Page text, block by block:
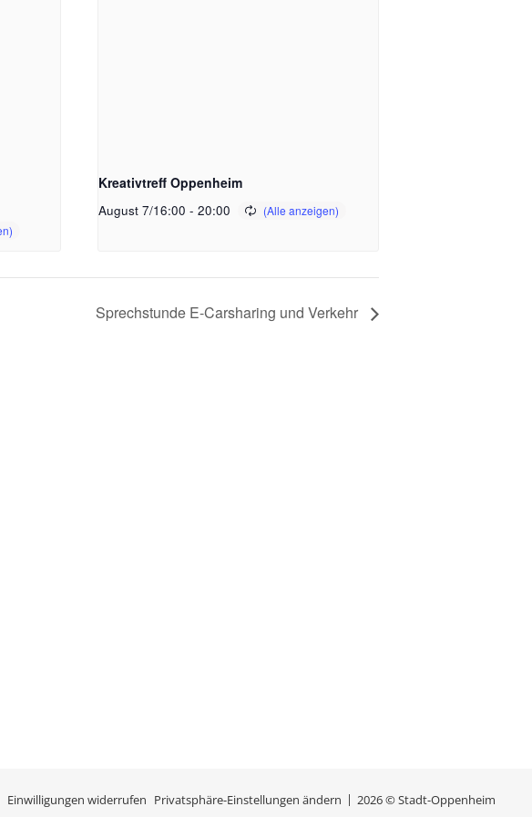
Kreativtreff Oppenheim
August 7/16:00 - 20:00
Sprechstunde E-Carsharing und Verkehr
2026 © Stadt-Oppenheim
Einwilligungen widerrufen Privatsphäre-Einstellungen ändern